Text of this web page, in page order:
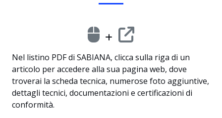
Nel listino PDF di SABIANA, clicca sulla riga di un
articolo per accedere alla sua pagina web, dove
troverai la scheda tecnica, numerose foto aggiuntive,
dettagli tecnici, documentazioni e certificazioni di
conformità.